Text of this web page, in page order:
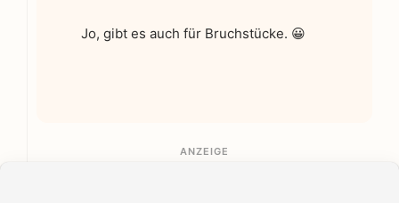
Jo, gibt es auch für Bruchstücke. 😀
ANZEIGE